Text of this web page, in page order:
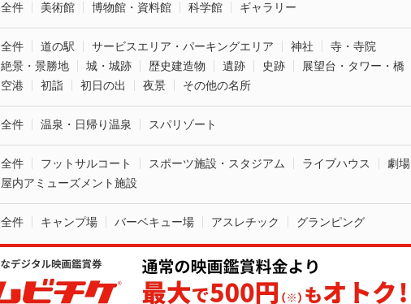
全件 美術館 博物館・資料館 科学館 ギャラリー
全件 道の駅 サービスエリア・パーキングエリア 神社
寺・寺院
絶景・景勝地
城・城跡 歴史建造物 遺跡 史跡
展望台・タワー・橋
空港
初詣 初日の出 夜景 その他の名所
全件 温泉・日帰り温泉 スパリゾート
全件 フットサルコート スポーツ施設・スタジアム ライブハウス
劇場
屋内アミューズメント施設
全件 キャンプ場 バーベキュー場 アスレチック グランピング